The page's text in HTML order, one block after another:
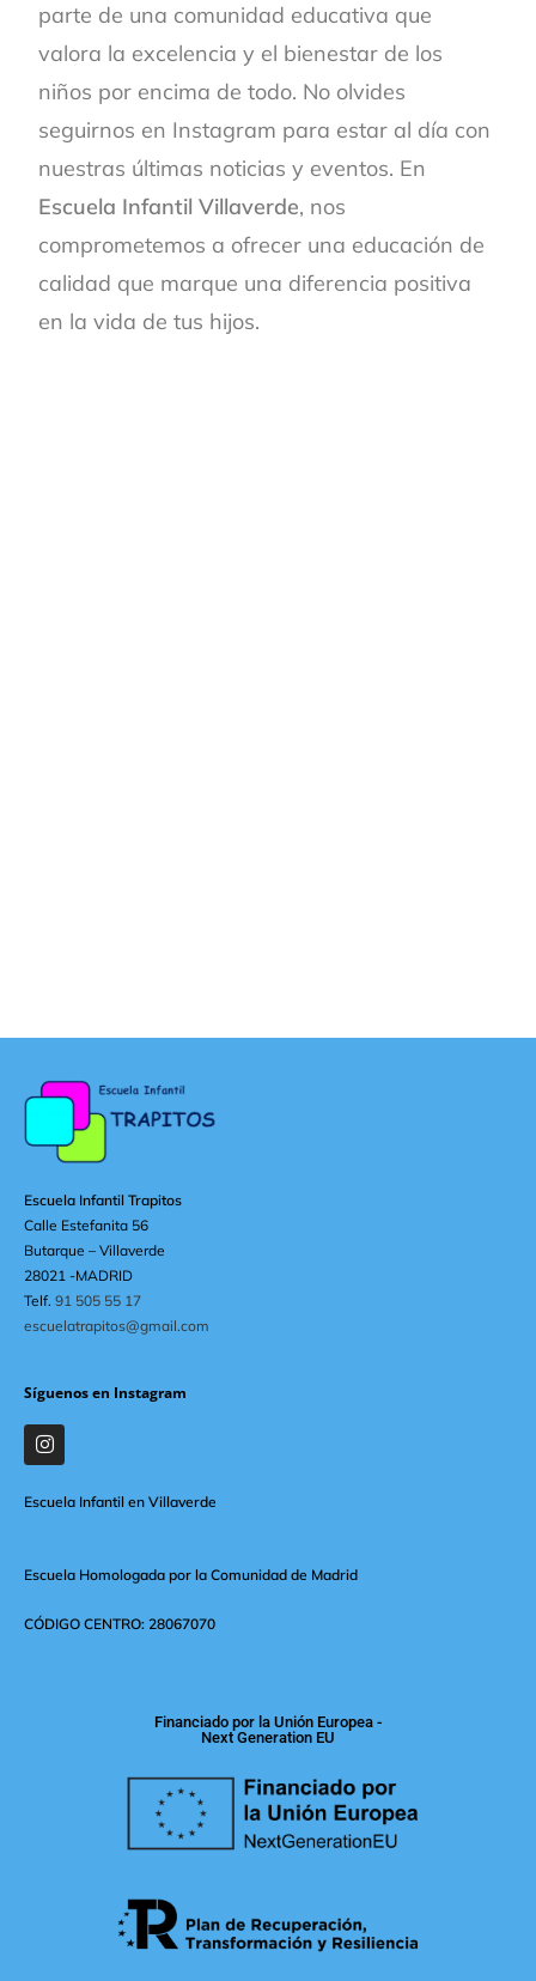
parte de una comunidad educativa que
valora la excelencia y el bienestar de los
niños por encima de todo. No olvides
seguirnos en Instagram para estar al día con
nuestras últimas noticias y eventos. En
Escuela Infantil Villaverde, nos
comprometemos a ofrecer una educación de
calidad que marque una diferencia positiva
en la vida de tus hijos.
Escuela Infantil Trapitos
Calle Estefanita 56
Butarque – Villaverde
28021 -MADRID
Telf. 91 505 55 17
escuelatrapitos@gmail.com
Síguenos en Instagram
Escuela Infantil en Villaverde
Escuela Homologada por la Comunidad de Madrid
CÓDIGO CENTRO: 28067070
Financiado por la Unión Europea -
Next Generation EU